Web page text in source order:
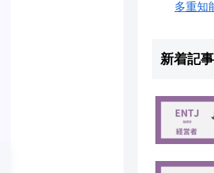
多重知
新着記事